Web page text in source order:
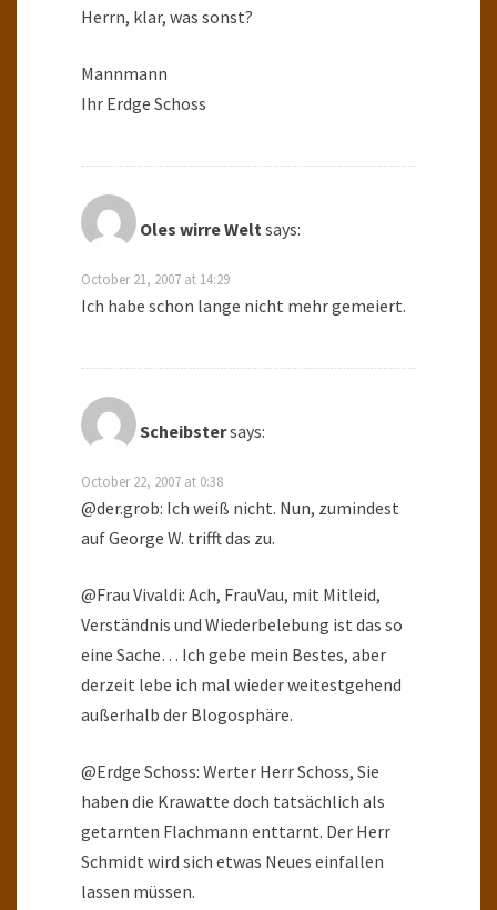
Herrn, klar, was sonst?
Mannmann
Ihr Erdge Schoss
Oles wirre Weltsays:
October 21, 2007 at 14:29
Ich habe schon lange nicht mehr gemeiert.
Scheibstersays:
October 22, 2007 at 0:38
@der.grob: Ich weiß nicht. Nun, zumindest
auf George W. trifft das zu.
@Frau Vivaldi: Ach, FrauVau, mit Mitleid,
Verständnis und Wiederbelebung ist das so
eine Sache… Ich gebe mein Bestes, aber
derzeit lebe ich mal wieder weitestgehend
außerhalb der Blogosphäre.
@Erdge Schoss: Werter Herr Schoss, Sie
haben die Krawatte doch tatsächlich als
getarnten Flachmann enttarnt. Der Herr
Schmidt wird sich etwas Neues einfallen
lassen müssen.